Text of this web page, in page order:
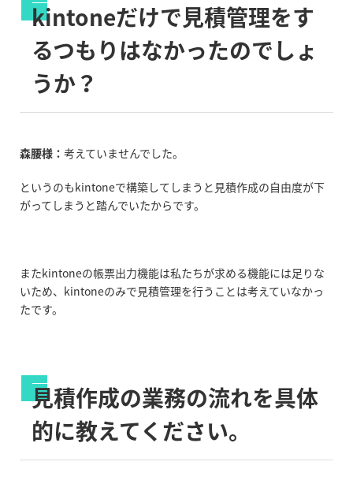
kintoneだけで見積管理をす
るつもりはなかったのでしょ
うか？
森腰様： 考えていませんでした。
というのもkintoneで構築してしまうと見積作成の自由度が下
がってしまうと踏んでいたからです。
またkintoneの帳票出力機能は私たちが求める機能には足りな
いため、kintoneのみで見積管理を行うことは考えていなかっ
たです。
見積作成の業務の流れを具体
的に教えてください。